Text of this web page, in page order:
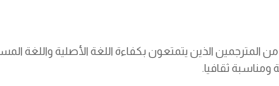
الذين يتمتعون بكفاءة اللغة الأصلية واللغة
ثقافيا.